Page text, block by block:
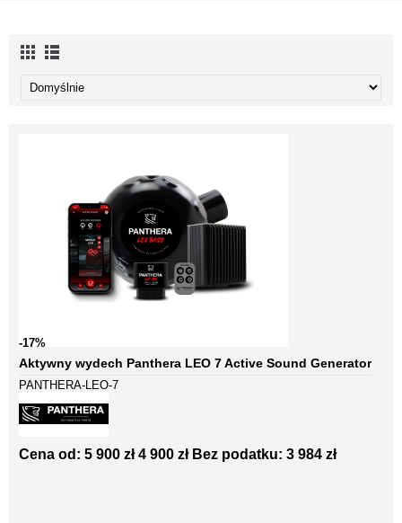
-17%
Aktywny wydech Panthera LEO 7 Active Sound Generator
PANTHERA-LEO-7
Cena od: 5 900 zł 4 900 zł Bez podatku: 3 984 zł